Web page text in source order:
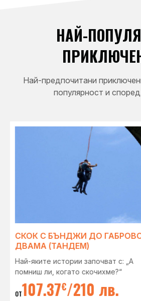
НАЙ-
Най-предпочитани
популярност и
СКОК С БЪНДЖИ ДО
ДВАМА (ТАНДЕМ)
Най-яките истории започват с: „А
помниш ли, когато скочихме?“
от107.37€/210 лв.